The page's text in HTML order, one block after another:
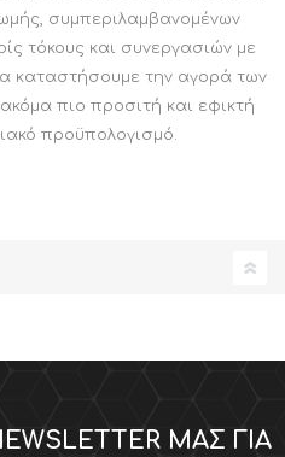
συμπεριλαμβανομένων
τόκους και συνεργασιών με
καταστήσουμε την αγορά των
ακόμα πιο προσιτή και εφικτή
προϋπολογισμό.
ΜΑΣ ΓΙΑ